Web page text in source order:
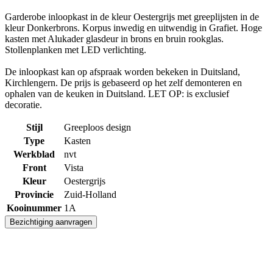
Garderobe inloopkast in de kleur Oestergrijs met greeplijsten in de
kleur Donkerbrons. Korpus inwedig en uitwendig in Grafiet. Hoge
kasten met Alukader glasdeur in brons en bruin rookglas.
Stollenplanken met LED verlichting.
De inloopkast kan op afspraak worden bekeken in Duitsland,
Kirchlengern. De prijs is gebaseerd op het zelf demonteren en
ophalen van de keuken in Duitsland. LET OP: is exclusief
decoratie.
Stijl
Greeploos design
Type
Kasten
Werkblad
nvt
Front
Vista
Kleur
Oestergrijs
Provincie
Zuid-Holland
Kooinummer 1A
Bezichtiging aanvragen